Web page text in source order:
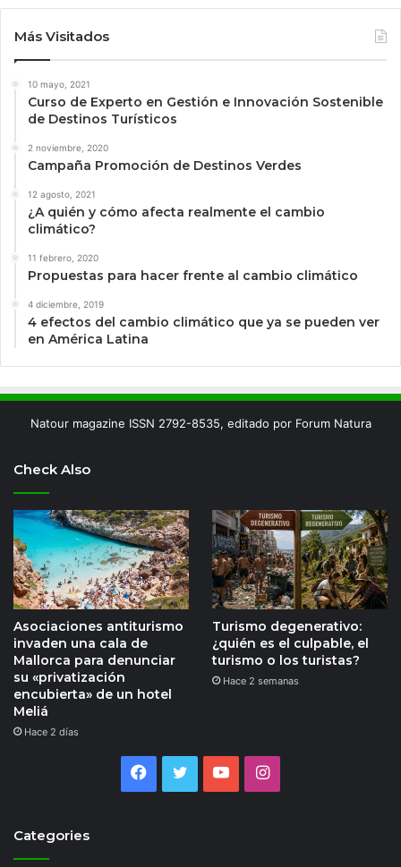
Más Visitados
10 mayo, 2021
Curso de Experto en Gestión e Innovación Sostenible
de Destinos Turísticos
2 noviembre, 2020
Campaña Promoción de Destinos Verdes
12 agosto, 2021
¿A quién y cómo afecta realmente el cambio
climático?
11 febrero, 2020
Propuestas para hacer frente al cambio climático
4 diciembre, 2019
4 efectos del cambio climático que ya se pueden ver
en América Latina
Natour magazine ISSN 2792-8535, editado por Forum Natura
Check Also
Asociaciones antiturismo
invaden una cala de
Mallorca para denunciar
su «privatización
encubierta» de un hotel
Meliá
Hace 2 días
Turismo degenerativo:
¿quién es el culpable, el
turismo o los turistas?
Hace 2 semanas
Facebook
TwitterYouTubeInstagram
Categories